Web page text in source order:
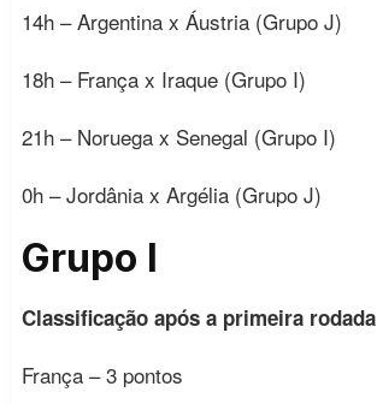
14h – Argentina x Áustria (Grupo J)
18h – França x Iraque (Grupo I)
21h – Noruega x Senegal (Grupo I)
0h – Jordânia x Argélia (Grupo J)
Grupo I
Classificação após a primeira rodada
França – 3 pontos